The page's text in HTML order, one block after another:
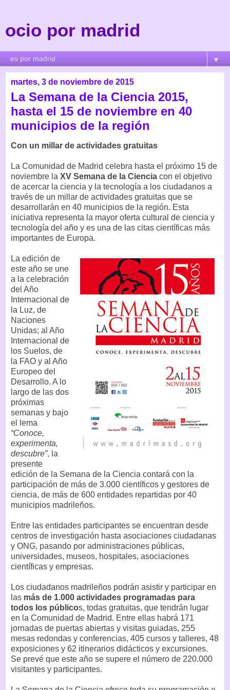
ocio por madrid
▼
martes, 3 de noviembre de 2015
La Semana de la Ciencia 2015,
hasta el 15 de noviembre en 40
municipios de la región
Con un millar de actividades gratuitas
La Comunidad de Madrid celebra hasta el próximo 15 de
noviembre la XV Semana de la Ciencia con el objetivo
de acercar la ciencia y la tecnología a los ciudadanos a
través de un millar de actividades gratuitas que se
desarrollarán en 40 municipios de la región. Esta
iniciativa representa la mayor oferta cultural de ciencia y
tecnología del año y es una de las citas científicas más
importantes de Europa.
La edición de
este año se une
a la celebración
del Año
Internacional de
la Luz, de
Naciones
Unidas; al Año
Internacional de
los Suelos, de
la FAO y al Año
Europeo del
Desarrollo. A lo
largo de las dos
próximas
semanas y bajo
el lema
“Conoce,
experimenta,
descubre”, la
presente
edición de la Semana de la Ciencia contará con la
participación de más de 3.000 científicos y gestores de
ciencia, de más de 600 entidades repartidas por 40
municipios madrileños.
Entre las entidades participantes se encuentran desde
centros de investigación hasta asociaciones ciudadanas
y ONG, pasando por administraciones públicas,
universidades, museos, hospitales, asociaciones
científicas y empresas.
Los ciudadanos madrileños podrán asistir y participar en
las más de 1.000 actividades programadas para
todos los públicos, todas gratuitas, que tendrán lugar
en la Comunidad de Madrid. Entre ellas habrá 171
jornadas de puertas abiertas y visitas guiadas, 255
mesas redondas y conferencias, 405 cursos y talleres, 48
exposiciones y 62 itinerarios didácticos y excursiones.
Se prevé que este año se supere el número de 220.000
visitantes y participantes.